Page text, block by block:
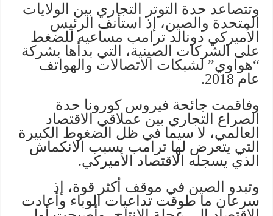
وتتصاعد حدة التوتر التجاري بين الولايات
المتحدة والصين، إذ استأنف الرئيس
الأميركي دونالد ترامب مساعيه للضغط
على الشركات الصينية، التي بدأها بشركة
“هواوي” لشبكات الاتصالات والهواتف
عام 2018.
وفاقمت جائحة فيروس كورونا حدة
الصراع التجاري بين عملاقي الاقتصاد
العالمي، لا سيما في ظل الضغوط الكبيرة
التي يتعرض لها ترامب بسبب الانكماش
الذي يسجله الاقتصاد الأميركي.
وتبدو الصين في موقف أكثر قوة، إذ
سرعان ما طوقت تداعيات الوباء وأعادت